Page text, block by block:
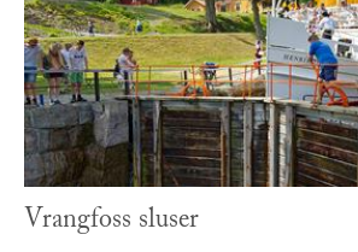
Vrangfoss sluser